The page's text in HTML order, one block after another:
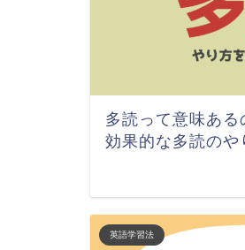
多読って意味あ
効果的な多読のや
英語学習法